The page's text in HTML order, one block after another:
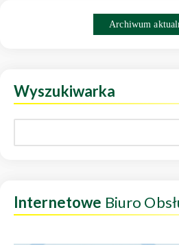
Archiwum
Wyszukiwarka
Internetowe Biuro